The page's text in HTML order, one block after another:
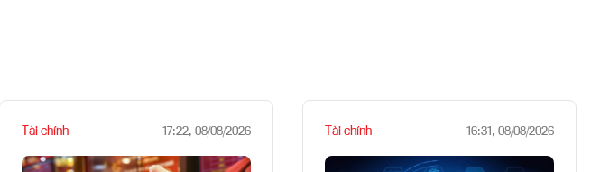
Tài chính 17:22, 08/08/2026 Tài chính 16:31, 08/08/2026